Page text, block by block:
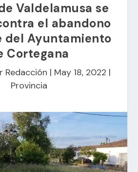
Valdelamusa se
el abandono
del Ayuntamiento
Cortegana
Redacción | May 18, 2022 |
Provincia